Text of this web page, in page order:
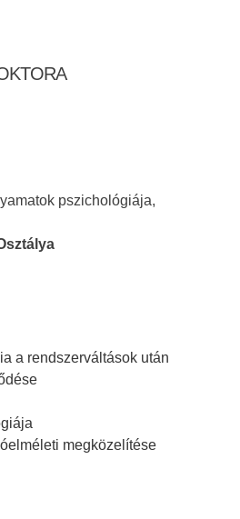
pszichológiája,
a rendszerváltások után
megközelítése